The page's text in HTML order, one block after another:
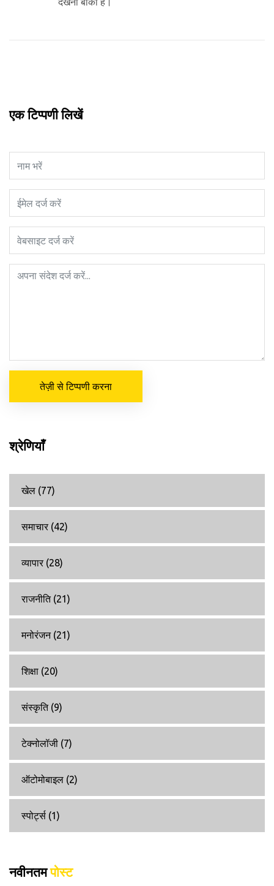
एक टिप्पणी लिखें
तेज़ी से टिप्पणी करना
श्रेणियाँ
खेल (77)
समाचार (42)
व्यापार (28)
राजनीति (21)
मनोरंजन (21)
शिक्षा (20)
संस्कृति (9)
टेक्नोलॉजी (7)
ऑटोमोबाइल (2)
स्पोर्ट्स (1)
नवीनतमपोस्ट